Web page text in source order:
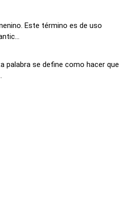
Este término es de uso
palabra se define como hacer que